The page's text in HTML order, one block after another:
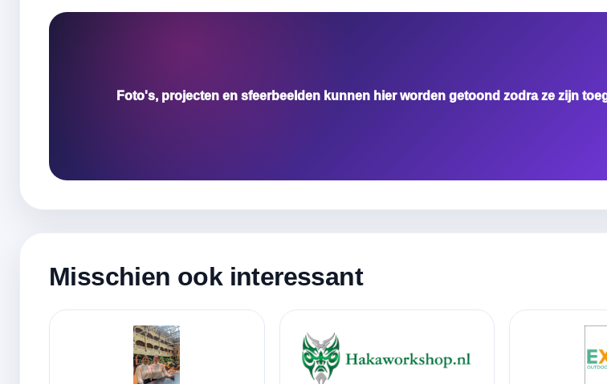
Foto's, projecten en sfeerbeelden kunnen hier worden getoond zodra ze zijn
Misschien ook interessant